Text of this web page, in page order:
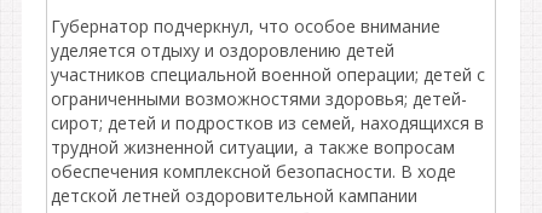
Губернатор подчеркнул, что особое внимание
уделяется отдыху и оздоровлению детей
участников специальной военной операции; детей с
ограниченными возможностями здоровья; детей-
сирот; детей и подростков из семей, находящихся в
трудной жизненной ситуации, а также вопросам
обеспечения комплексной безопасности. В ходе
детской летней оздоровительной кампании